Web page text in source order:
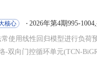
核心 2026年第4期995-
使用线性回归模型进行负荷
-双向门控循环单元(TCN-